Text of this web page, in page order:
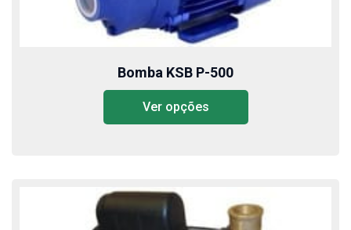
Bomba KSB P-500
Ver opções